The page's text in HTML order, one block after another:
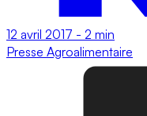
12 avril 2017 - 2 min
Presse Agroalimentaire